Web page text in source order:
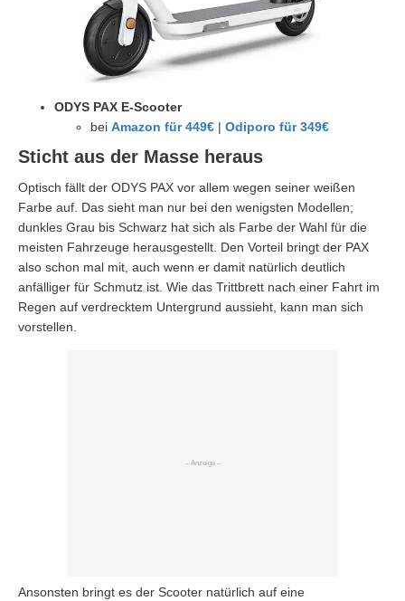
ODYS PAX E-Scooter
bei Amazon für 449€ | Odiporo für 349€
Sticht aus der Masse heraus
Optisch fällt der ODYS PAX vor allem wegen seiner weißen
Farbe auf. Das sieht man nur bei den wenigsten Modellen;
dunkles Grau bis Schwarz hat sich als Farbe der Wahl für die
meisten Fahrzeuge herausgestellt. Den Vorteil bringt der PAX
also schon mal mit, auch wenn er damit natürlich deutlich
anfälliger für Schmutz ist. Wie das Trittbrett nach einer Fahrt im
Regen auf verdrecktem Untergrund aussieht, kann man sich
vorstellen.
Ansonsten bringt es der Scooter natürlich auf eine